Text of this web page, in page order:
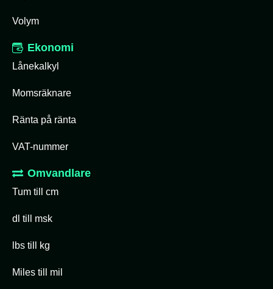
Volym
Ekonomi
Lånekalkyl
Momsräknare
Ränta på ränta
VAT-nummer
Omvandlare
Tum till cm
dl till msk
lbs till kg
Miles till mil